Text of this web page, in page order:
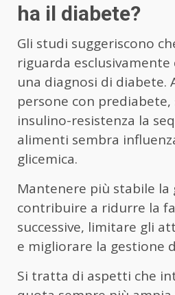
ha il diabete?
Gli studi suggeriscono
riguarda
una diagnosi di diabete.
persone con prediabete,
insulino-resistenza la
alimenti sembra
glicemica.
Mantenere più stabile
contribuire a ridurre la
successive, limitare gli
e migliorare la gestione
Si tratta di aspetti che